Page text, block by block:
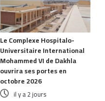
Le Complexe Hospitalo-
Universitaire International
Mohammed VI de Dakhla
ouvrira ses portes en
octobre 2026
il y a 2 jours